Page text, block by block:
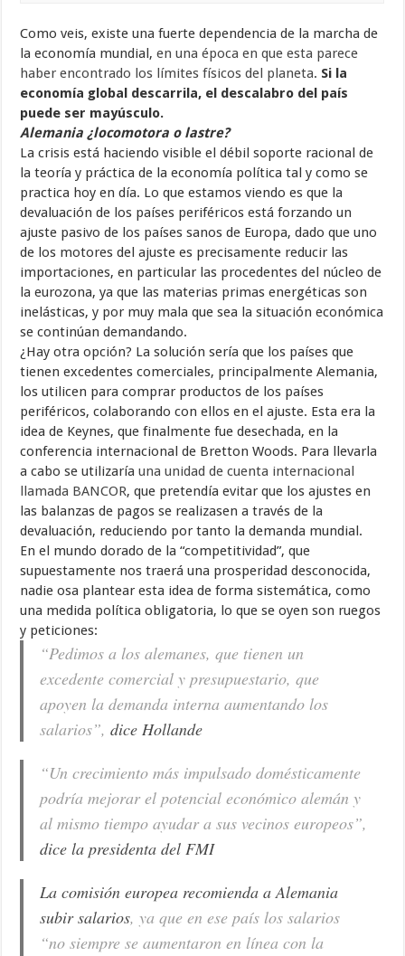
Como veis, existe una fuerte dependencia de la marcha de
la economía mundial,en una época en que esta parece
haber encontrado los límites físicos del planeta. Si la
economía global descarrila, el descalabro del país
puede ser mayúsculo.
Alemania ¿locomotora o lastre?
La crisis está haciendo visible el débil soporte racional de
la teoría y práctica de la economía política tal y como se
practica hoy en día. Lo que estamos viendo es que la
devaluación de los países periféricos está forzando un
ajuste pasivo de los países sanos de Europa, dado que uno
de los motores del ajuste es precisamente reducir las
importaciones, en particular las procedentes del núcleo de
la eurozona, ya que las materias primas energéticas son
inelásticas, y por muy mala que sea la situación económica
se continúan demandando.
¿Hay otra opción? La solución sería que los países que
tienen excedentes comerciales, principalmente Alemania,
los utilicen para comprar productos de los países
periféricos, colaborando con ellos en el ajuste. Esta era la
idea de Keynes, que finalmente fue desechada, en la
conferencia internacional de Bretton Woods. Para llevarla
a cabo se utilizaríauna unidad de cuenta internacional
llamada BANCOR, que pretendía evitar que los ajustes en
las balanzas de pagos se realizasen a través de la
devaluación, reduciendo por tanto la demanda mundial.
En el mundo dorado de la “competitividad”, que
supuestamente nos traerá una prosperidad desconocida,
nadie osa plantear esta idea de forma sistemática, como
una medida política obligatoria, lo que se oyen son ruegos
y peticiones:
“Pedimos a los alemanes, que tienen un
excedente comercial y presupuestario, que
apoyen la demanda interna aumentando los
salarios”,dice Hollande
“Un crecimiento más impulsado domésticamente
podría mejorar el potencial económico alemán y
al mismo tiempo ayudar a sus vecinos europeos”,
dice la presidenta del FMI
La comisión europea recomienda a Alemania
subir salarios, ya que en ese país los salarios
“no siempre se aumentaron en línea con la